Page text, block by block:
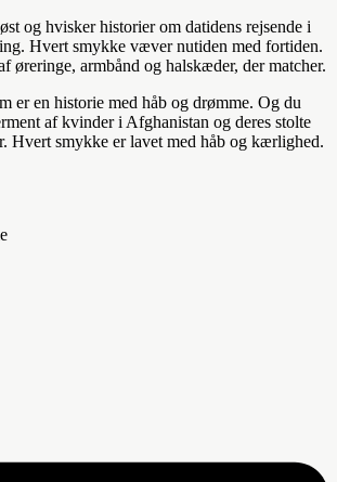
og hvisker historier om datidens rejsende i
Hvert smykke væver nutiden med fortiden.
øreringe, armbånd og halskæder, der matcher.
er en historie med håb og drømme. Og du
af kvinder i Afghanistan og deres stolte
Hvert smykke er lavet med håb og kærlighed.